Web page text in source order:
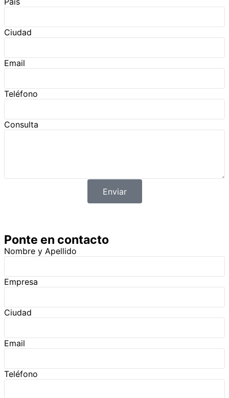
Ciudad
Email
Teléfono
Consulta
Enviar
Ponte en contacto
Nombre y Apellido
Empresa
Ciudad
Email
Teléfono